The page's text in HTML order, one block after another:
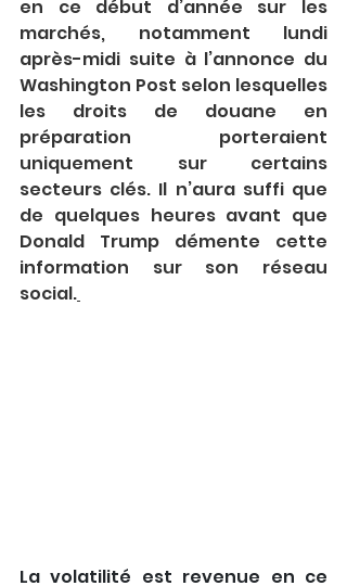
en ce début d’année sur les
marchés, notamment lundi
après-midi suite à l’annonce du
Washington Post selon lesquelles
les droits de douane en
préparation porteraient
uniquement sur certains
secteurs clés. Il n’aura suffi que
de quelques heures avant que
Donald Trump démente cette
information sur son réseau
social.
La volatilité est revenue en ce